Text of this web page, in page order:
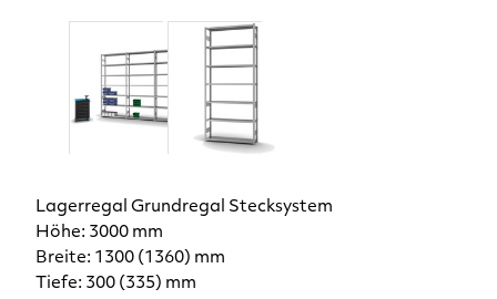
Lagerregal Grundregal Stecksystem
Höhe: 3000 mm
Breite: 1300 (1360) mm
Tiefe: 300 (335) mm